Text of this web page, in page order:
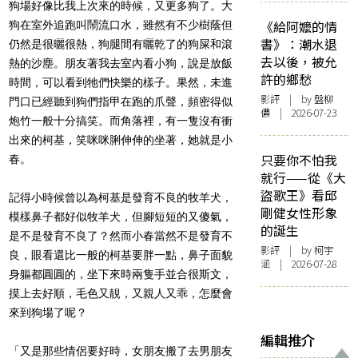
狗場好像比我上次來的時候，又更多狗了。大
狗在室外追跑叫鬧流口水，雖然有不少樹蔭但
仍然是很曬很熱，狗腿間有曬乾了的狗屎和滾
熱的沙塵。朋友著我去室內看小狗，說是放飯
時間，可以看到牠們快樂的樣子。果然，未進
門口已經聽到狗們指甲在跑的爪聲，頻密得似
炮竹一般十分搞笑。而角落裡，有一隻沒有衝
出來的柯基，笑咪咪脷伸伸的坐著，她就是小
春。
記得小時候曾以為柯基是發育不良的牧羊犬，
模樣鼻子都好似牧羊犬，但腳短短的又傻氣，
是不是發育不良了？然而小春當然不是發育不
良，眼看還比一般的柯基要胖一點，鼻子面貌
身軀都圓圓的，坐下來時兩隻手並合很斯文，
摸上去好順，毛色又靚，又親人又乖，怎麼會
來到狗場了呢？
「又是那些情侶要好時，女朋友搬了去男朋友
《給阿嬤的情
書》：潮水退
去以後，被允
許的鄉愁
影評 | by 盤柳
儂 | 2026-07-23
只要你不怕我
就行——從《大
盜歌王》看邱
剛健女性形象
的誕生
影評 | by 柯宇
涵 | 2026-07-28
編輯推介